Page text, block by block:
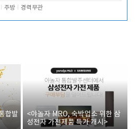
주방 경력무관
합발
<야놀자 MRO, 숙박업소 위한 삼
성전자 가전제품 특가 개시>